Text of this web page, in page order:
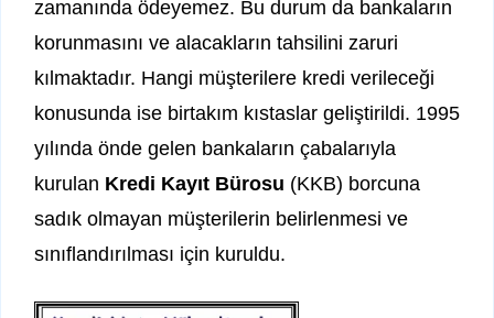
zamanında ödeyemez. Bu durum da bankaların
korunmasını ve alacakların tahsilini zaruri
kılmaktadır. Hangi müşterilere kredi verileceği
konusunda ise birtakım kıstaslar geliştirildi. 1995
yılında önde gelen bankaların çabalarıyla
kurulan Kredi Kayıt Bürosu (KKB) borcuna
sadık olmayan müşterilerin belirlenmesi ve
sınıflandırılması için kuruldu.